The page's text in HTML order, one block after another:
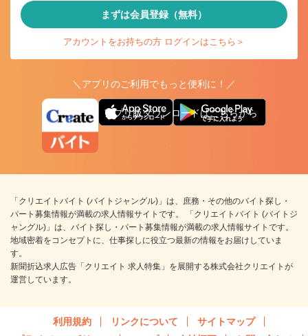
まずは会員登録（無料）
アカウントをお持ちの方 ログインはこちら＞
＼アプリのご利用でもっと便利に！／
アプリ版ダウンロードはこちらから
「クリエイトバイト (バイトジャングル)」は、庶務・その他のバイト探し・
パート募集情報が満載の求人情報サイトです。 「クリエイトバイト (バイトジ
ャングル)」は、バイト探し・パート募集情報が満載の求人情報サイトです。
地域密着をコンセプトに、仕事探しに役立つ最新の情報をお届けしていま
す。
新聞折込求人広告「クリエイト 求人特集」を展開する株式会社クリエイトが
運営しています。
利用規約 リンクについて
サイトマップ